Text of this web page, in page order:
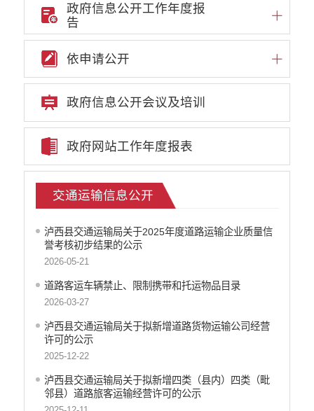
财政信息
乡村振兴
云南省网上新闻发布厅
审计信息
公共资源交易信息公开
民政信息公开
就业创业信息公开
公务员管理信息
教育信息公开
税务信息公开
事业单位登记管理公告
国土信息
交通运输信息公开
农科信息公开
行政许可
行政处罚和行政强制
政府采购项目
建议提案办理答复
政府信息公开工作年度报
告
依申请公开
政府信息公开会议及培训
政府网站工作年度报表
交通运输信息公开
泸西县交通运输局关于2025年度道路运输企业质量信
誉考核初步结果的公示
2026-05-21
道路客运车辆禁止、限制携带和托运物品目录
2026-03-27
泸西县交通运输局关于拟新增道路货物运输公司经营
许可的公示
2025-12-22
泸西县交通运输局关于拟新增四类（县内）四类（毗
邻县）道路旅客运输经营许可的公示